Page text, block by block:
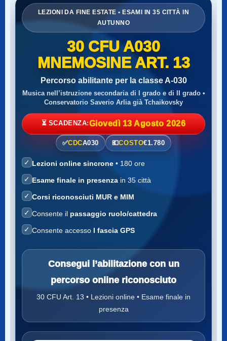
LEZIONI DA FINE ESTATE • ESAMI IN 35 CITTÀ IN
AUTUNNO
30 CFU A030
MNEMOSINE ART. 13
Percorso abilitante per la classe A-030
Musica nell’istruzione secondaria di I grado e di II grado •
Conservatorio Saverio Arlia già Tchaikovsky
⏳ SCADENZA:Giovedì 13 Agosto 2026
✅CDCA030 💶COSTO€1.780
✓ Lezioni online sincrone • 180 ore
✓ Esame finale in presenza in 35 città
✓ Corsi riconosciuti MUR e MIM
✓ Consente il passaggio ruolo/cattedra
✓ Consente accesso I fascia GPS
Consegui l’abilitazione con un
percorso online riconosciuto
30 CFU Art. 13 • Lezioni online • Esame finale in
presenza